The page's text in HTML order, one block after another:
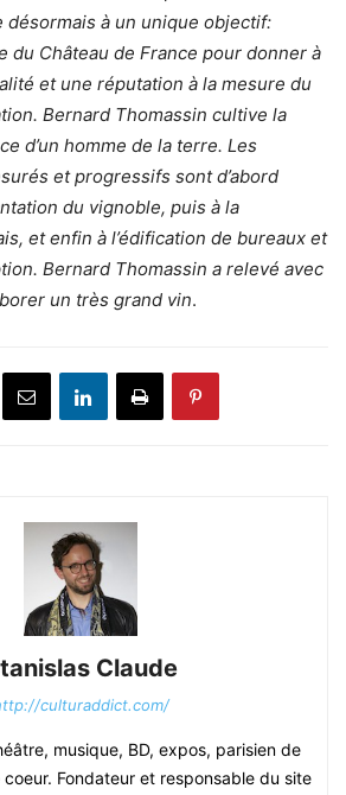
désormais à un unique objectif:
du Château de France pour donner à
et une réputation à la mesure du
Bernard Thomassin cultive la
d’un homme de la terre. Les
et progressifs sont d’abord
du vignoble, puis à la
et enfin à l’édification de bureaux et
Bernard Thomassin a relevé avec
un très grand vin.
Claude
culturaddict.com/
musique, BD, expos, parisien de
Fondateur et responsable du site